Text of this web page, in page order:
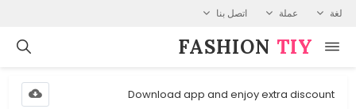
لغة عملة اتصل بنا
FASHION⁠ TIY
Download app and enjoy extra discount